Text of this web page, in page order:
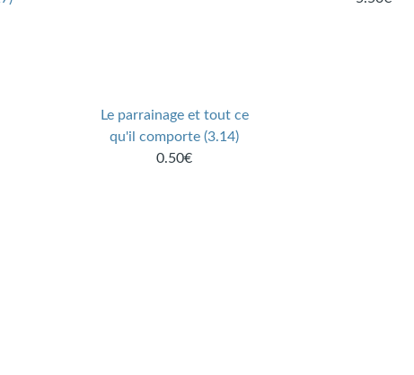
Le parrainage et tout ce
qu'il comporte (3.14)
0.50€